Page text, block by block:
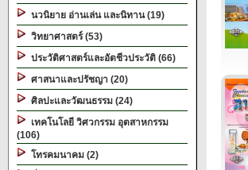
นวนิยาย อ่านเล่น และนิทาน (19)
วิทยาศาสตร์ (53)
ประวัติศาสตร์และอัตชีวประวัติ (66)
ศาสนาและปรัชญา (20)
ศิลปะและวัฒนธรรม (24)
เทคโนโลยี วิศวกรรม อุตสาหกรรม
(106)
โทรคมนาคม (2)